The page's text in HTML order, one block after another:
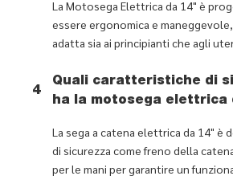
La Motosega Elettrica da 14" è
essere ergonomica e
adatta sia ai principianti che agli
4
Quali caratteristiche di
ha la motosega elettrica
La sega a catena elettrica da 14" è
di sicurezza come freno della
per le mani per garantire un